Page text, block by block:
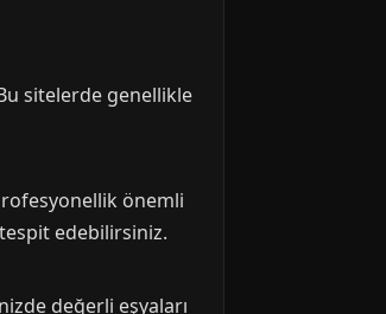
sitelerde genellikle
önemli
edebilirsiniz.
değerli eşyaları